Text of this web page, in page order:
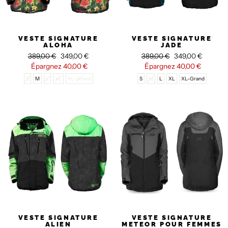
VESTE SIGNATURE
ALOHA
Prix
régulier
389,00 € Prix
réduit
349,00 €
Épargnez 40,00 €
S M L XL XL-Grand
VESTE SIGNATURE
JADE
Prix
régulier
389,00 € Prix
réduit
349,00 €
Épargnez 40,00 €
S M L XL XL-Grand
VESTE SIGNATURE
ALIEN
VESTE SIGNATURE
METEOR POUR FEMMES